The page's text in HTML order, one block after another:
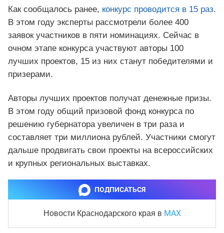
Как сообщалось ранее, конкурс проводится в 15 раз.
В этом году эксперты рассмотрели более 400
заявок участников в пяти номинациях. Сейчас в
очном этапе конкурса участвуют авторы 100
лучших проектов, 15 из них станут победителями и
призерами.
Авторы лучших проектов получат денежные призы.
В этом году общий призовой фонд конкурса по
решению губернатора увеличен в три раза и
составляет три миллиона рублей. Участники смогут
дальше продвигать свои проекты на всероссийских
и крупных региональных выставках.
ПОДПИСАТЬСЯ
Новости Краснодарского края в MAX